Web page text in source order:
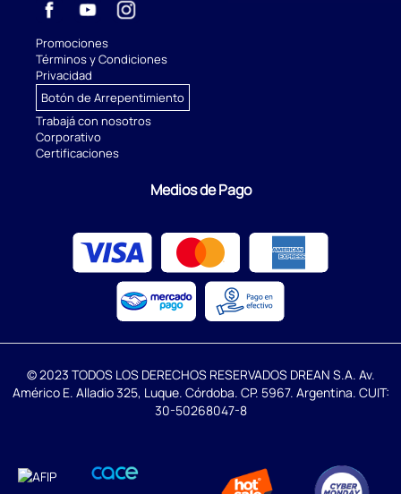
Promociones
Términos y Condiciones
Privacidad
Botón de Arrepentimiento
Trabajá con nosotros
Corporativo
Certificaciones
Medios de Pago
© 2023 TODOS LOS DERECHOS RESERVADOS DREAN S.A. Av.
Américo E. Alladio 325, Luque. Córdoba. CP. 5967. Argentina. CUIT:
30-50268047-8